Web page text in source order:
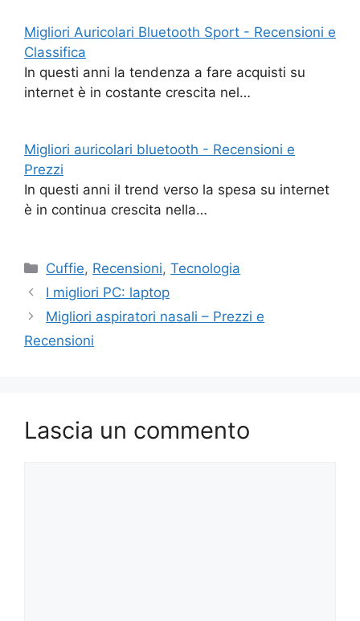
Migliori Auricolari Bluetooth Sport - Recensioni e
Classifica
In questi anni la tendenza a fare acquisti su
internet è in costante crescita nel…
Migliori auricolari bluetooth - Recensioni e
Prezzi
In questi anni il trend verso la spesa su internet
è in continua crescita nella…
Categorie
Cuffie, Recensioni,Tecnologia
I migliori PC: laptop
Migliori aspiratori nasali – Prezzi e
Recensioni
Lascia un commento